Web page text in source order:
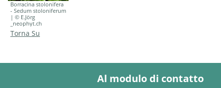
Borracina stolonifera
- Sedum stoloniferum
| © E.Jörg
_neophyt.ch
Torna Su
Al modulo di contatto